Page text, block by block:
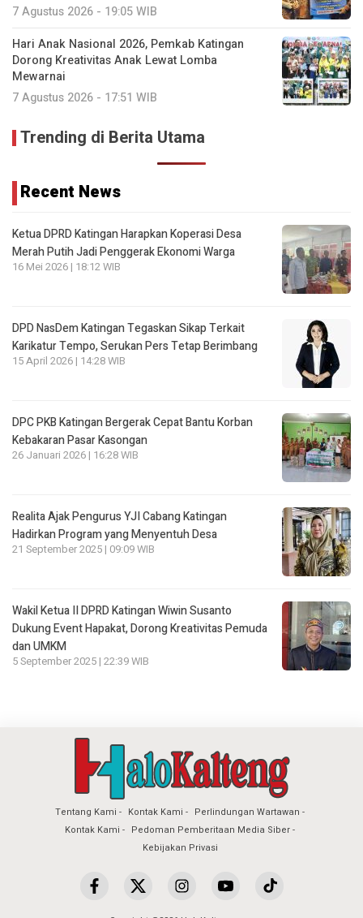
7 Agustus 2026 - 19:05 WIB
Hari Anak Nasional 2026, Pemkab Katingan
Dorong Kreativitas Anak Lewat Lomba
Mewarnai
7 Agustus 2026 - 17:51 WIB
Trending di Berita Utama
Recent News
Ketua DPRD Katingan Harapkan Koperasi Desa
Merah Putih Jadi Penggerak Ekonomi Warga
16 Mei 2026 | 18:12 WIB
DPD NasDem Katingan Tegaskan Sikap Terkait
Karikatur Tempo, Serukan Pers Tetap Berimbang
15 April 2026 | 14:28 WIB
DPC PKB Katingan Bergerak Cepat Bantu Korban
Kebakaran Pasar Kasongan
26 Januari 2026 | 16:28 WIB
Realita Ajak Pengurus YJI Cabang Katingan
Hadirkan Program yang Menyentuh Desa
21 September 2025 | 09:09 WIB
Wakil Ketua II DPRD Katingan Wiwin Susanto
Dukung Event Hapakat, Dorong Kreativitas Pemuda
dan UMKM
5 September 2025 | 22:39 WIB
Tentang Kami Kontak Kami
Perlindungan Wartawan
Kontak Kami
Pedoman Pemberitaan Media Siber
Kebijakan Privasi